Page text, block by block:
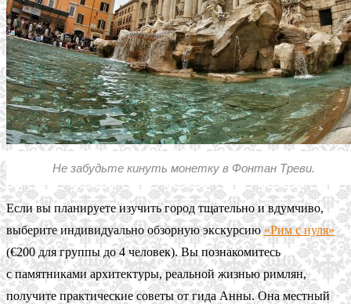
Не забудьте кинуть монетку в Фонтан Треви.
Если вы планируете изучить город тщательно и вдумчиво,
выберите индивидуально обзорную экскурсию«Рим с нуля»
(€200 для группы до 4 человек). Вы познакомитесь
с памятниками архитектуры, реальной жизнью римлян,
получите практические советы от гида Анны. Она местный